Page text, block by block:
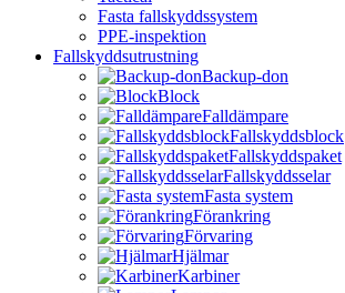
Fasta fallskyddssystem
PPE-inspektion
Fallskyddsutrustning
Backup-don
Block
Falldämpare
Fallskyddsblock
Fallskyddspaket
Fallskyddsselar
Fasta system
Förankring
Förvaring
Hjälmar
Karbiner